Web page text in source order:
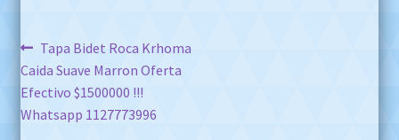
Navegación
de
entradas
Anterior:
Tapa Bidet Roca Krhoma
Caida Suave Marron Oferta
Efectivo $1500000 !!!
Whatsapp 1127773996